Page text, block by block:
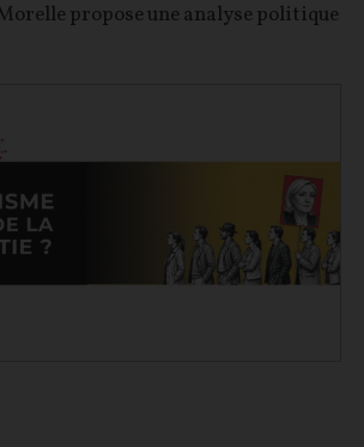
propose une analyse politique